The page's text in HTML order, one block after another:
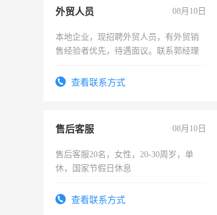
外贸人员 08月10日
本地企业，现招聘外贸人员，有外贸销
售经验者优先，待遇面议。联系郭经理
查看联系方式
售后客服 08月10日
售后客服20名，女性，20-30周岁，单
休，国家节假日休息
查看联系方式